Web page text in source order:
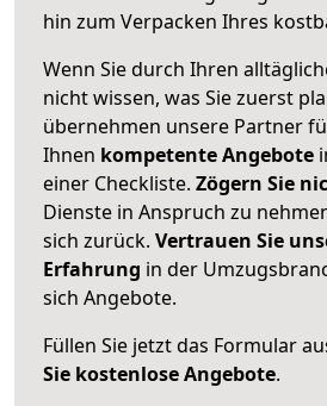
hin zum Verpacken Ihres
Wenn Sie durch Ihren
nicht wissen, was Sie zuerst
übernehmen unsere Partner
Ihnen kompetente Angebote
einer Checkliste. Zögern Sie
Dienste in Anspruch zu
sich zurück. Vertrauen Sie
Erfahrung in der
sich Angebote.
Füllen Sie jetzt das Formular
Sie kostenlose Angebote.